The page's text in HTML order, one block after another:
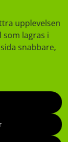
upplevelsen
som lagras i
snabbare,